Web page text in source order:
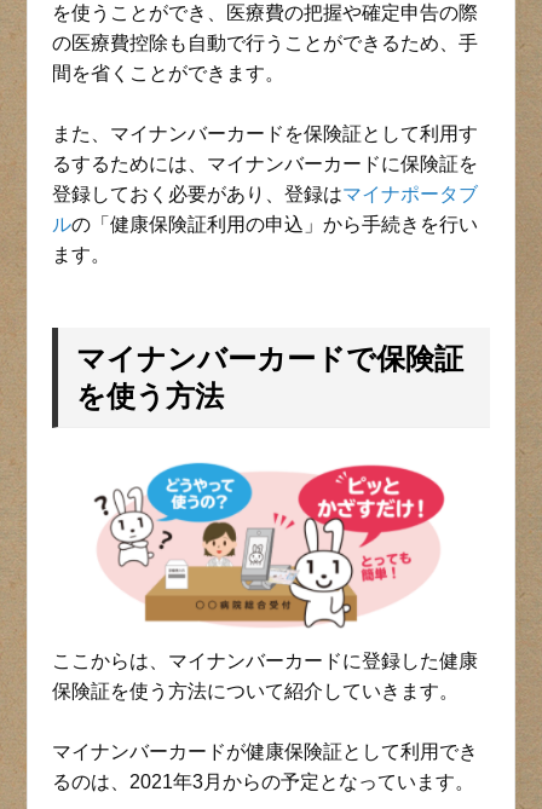
を使うことができ、医療費の把握や確定申告の際
の医療費控除も自動で行うことができるため、手
間を省くことができます。
また、マイナンバーカードを保険証として利用す
るするためには、マイナンバーカードに保険証を
登録しておく必要があり、登録はマイナポータブ
ルの「健康保険証利用の申込」から手続きを行い
ます。
マイナンバーカードで保険証
を使う方法
ここからは、マイナンバーカードに登録した健康
保険証を使う方法について紹介していきます。
マイナンバーカードが健康保険証として利用でき
るのは、2021年3月からの予定となっています。